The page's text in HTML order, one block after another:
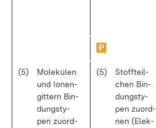
(5)
Mo­le­kü­len
und Io­nen­
git­tern Bin­
dungs­ty­
pen zu­ord­
(5)
Stoff­teil­
chen Bin­
dungs­ty­
pen zu­ord­
nen (Elek­